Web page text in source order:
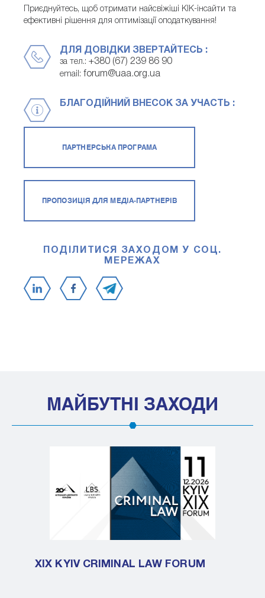
Приєднуйтесь, щоб отримати найсвіжіші КІК-інсайти та
ефективні рішення для оптимізації оподаткування!
ДЛЯ ДОВІДКИ ЗВЕРТАЙТЕСЬ :
за тел.: +380 (67) 239 86 90
email: forum@uaa.org.ua
БЛАГОДІЙНИЙ ВНЕСОК ЗА УЧАСТЬ :
ПАРТНЕРСЬКА ПРОГРАМА
ПРОПОЗИЦІЯ ДЛЯ МЕДІА-ПАРТНЕРІВ
ПОДІЛИТИСЯ ЗАХОДОМ У СОЦ.
МЕРЕЖАХ
МАЙБУТНІ ЗАХОДИ
XIX KYIV CRIMINAL LAW FORUM